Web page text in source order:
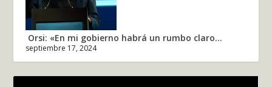
Orsi: «En mi gobierno habrá un rumbo claro...
septiembre 17, 2024